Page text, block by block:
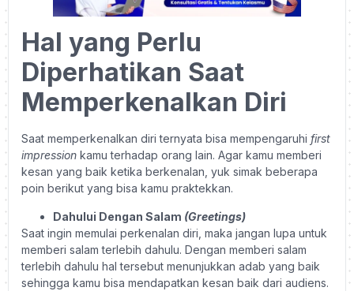
Hal yang Perlu
Diperhatikan Saat
Memperkenalkan Diri
Saat memperkenalkan diri ternyata bisa mempengaruhi first
impression kamu terhadap orang lain. Agar kamu memberi
kesan yang baik ketika berkenalan, yuk simak beberapa
poin berikut yang bisa kamu praktekkan.
Dahului Dengan Salam (Greetings)
Saat ingin memulai perkenalan diri, maka jangan lupa untuk
memberi salam terlebih dahulu. Dengan memberi salam
terlebih dahulu hal tersebut menunjukkan adab yang baik
sehingga kamu bisa mendapatkan kesan baik dari audiens.